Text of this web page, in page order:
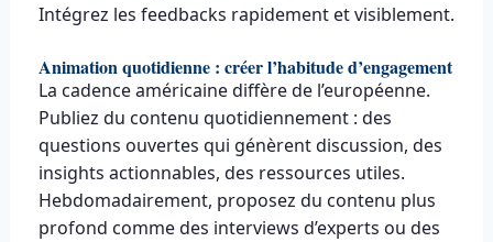
Intégrez les feedbacks rapidement et visiblement.
Animation quotidienne : créer l’habitude d’engagement
La cadence américaine diffère de l’européenne.
Publiez du contenu quotidiennement : des
questions ouvertes qui génèrent discussion, des
insights actionnables, des ressources utiles.
Hebdomadairement, proposez du contenu plus
profond comme des interviews d’experts ou des